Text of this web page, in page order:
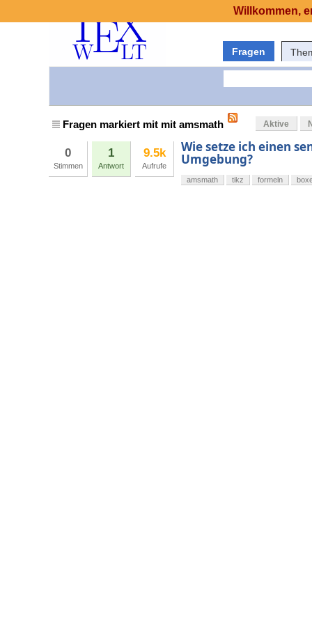
Fragen
Fragen markiert mit mit amsmath Aktive
0
Stimmen
1
Antwort
9.5k
Aufrufe
Wie setze ich einen
Umgebung?
amsmath tikz formeln
Willkommen,